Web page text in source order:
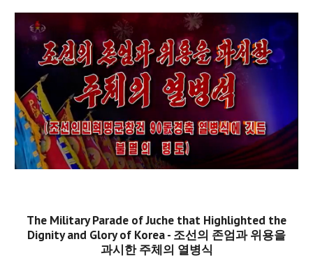
The Military Parade of Juche that Highlighted the
Dignity and Glory of Korea - 조선의 존엄과 위용을
과시한 주체의 열병식